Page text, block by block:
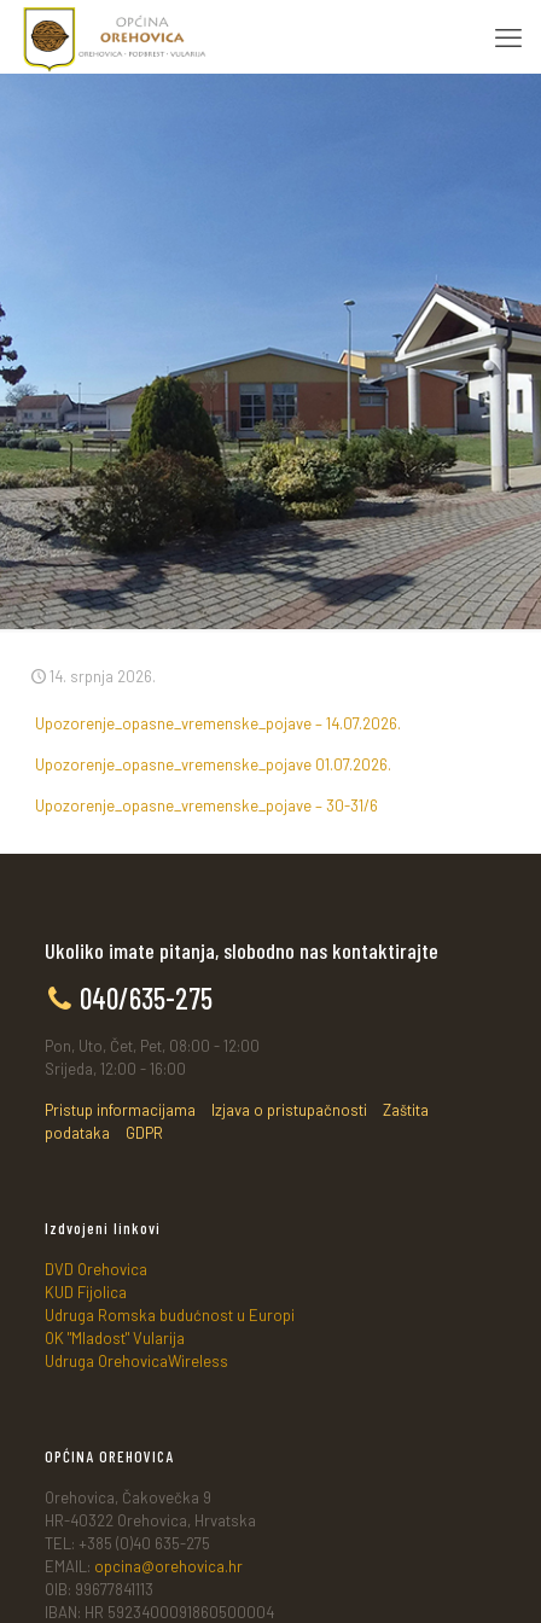
14. srpnja 2026.
Upozorenje_opasne_vremenske_pojave – 14.07.2026.
Upozorenje_opasne_vremenske_pojave 01.07.2026.
Upozorenje_opasne_vremenske_pojave – 30-31/6
Ukoliko imate pitanja, slobodno nas kontaktirajte
040/635-275
Pon, Uto, Čet, Pet, 08:00 - 12:00
Srijeda, 12:00 - 16:00
Pristup informacijama Izjava o pristupačnosti
Zaštita
podataka
GDPR
Izdvojeni linkovi
DVD Orehovica
KUD Fijolica
Udruga Romska budućnost u Europi
OK "Mladost" Vularija
Udruga OrehovicaWireless
OPĆINA OREHOVICA
Orehovica, Čakovečka 9
HR-40322 Orehovica, Hrvatska
TEL: +385 (0)40 635-275
EMAIL: opcina@orehovica.hr
OIB: 99677841113
IBAN: HR 5923400091860500004